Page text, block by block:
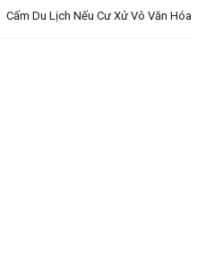
Cấm Du Lịch Nếu Cư Xử Vô Văn Hóa